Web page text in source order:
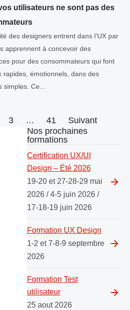
utilisateurs ne sont pas des
des designers entrent dans l’UX par
apprennent à concevoir des
pour des consommateurs qui font
rapides, émotionnels, dans des
simples. Ce...
3 … 41 Suivant
Nos prochaines
formations
Certification UX/UI
Design – Été 2026
19-20 et 27-28-29 mai
2026 / 4-5 juin 2026 /
17-18-19 juin 2026
Formation UX Design
1-2 et 7-8-9 septembre
2026
Formation Test
utilisateur
25 aout 2026